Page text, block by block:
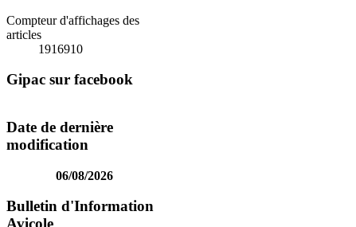
Compteur d'affichages des
articles
1916910
Gipac sur facebook
Date de dernière
modification
06/08/2026
Bulletin d'Information
Avicole